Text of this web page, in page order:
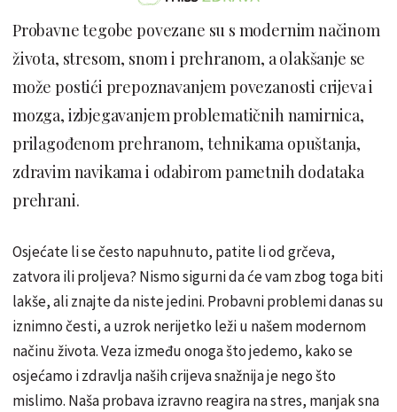
Probavne tegobe povezane su s modernim načinom
života, stresom, snom i prehranom, a olakšanje se
može postići prepoznavanjem povezanosti crijeva i
mozga, izbjegavanjem problematičnih namirnica,
prilagođenom prehranom, tehnikama opuštanja,
zdravim navikama i odabirom pametnih dodataka
prehrani.
Osjećate li se često napuhnuto, patite li od grčeva,
zatvora ili proljeva? Nismo sigurni da će vam zbog toga biti
lakše, ali znajte da niste jedini. Probavni problemi danas su
iznimno česti, a uzrok nerijetko leži u našem modernom
načinu života. Veza između onoga što jedemo, kako se
osjećamo i zdravlja naših crijeva snažnija je nego što
mislimo. Naša probava izravno reagira na stres, manjak sna